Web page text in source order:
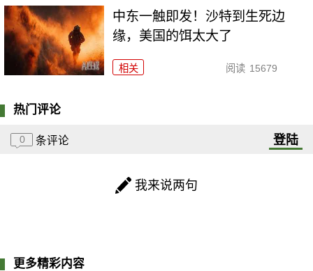
中东一触即发！沙特到生死边
缘，美国的饵太大了
相关 阅读 15679
热门评论
0 条评论 登陆
我来说两句
更多精彩内容